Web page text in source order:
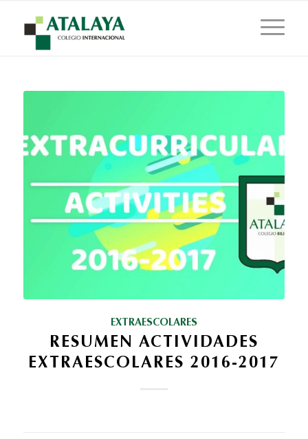
EXTRAESCOLARES
RESUMEN ACTIVIDADES
EXTRAESCOLARES 2016-2017